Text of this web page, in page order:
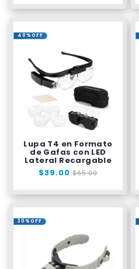
oferta
40%OFF
Lupa T4 en Formato
de Gafas con LED
Lateral Recargable
Precio
$39.00 Precio
oferta
$65.00
30%OFF